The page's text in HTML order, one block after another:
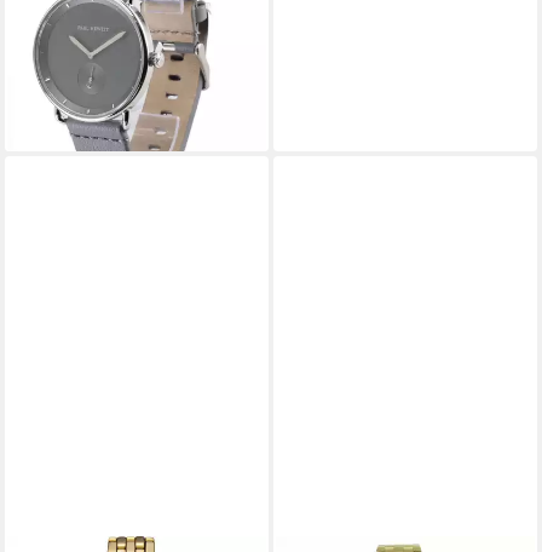
Quarzuhr PH-BW-S-IG-58M
PH-BW-S-IG-58M
119,00 €
UVP 139,00 €
-14%
lieferbar - in 3-4 Werktagen bei dir